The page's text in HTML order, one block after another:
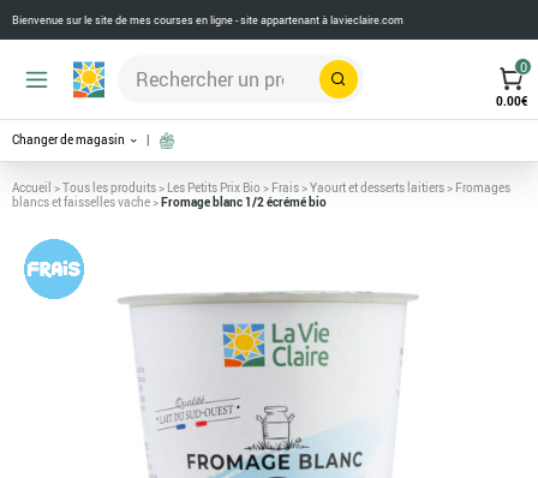
Bienvenue sur le site de mes courses en ligne - site appartenant àlavieclaire.com
Rechercher
0
0.00€
Changer de magasin
Accueil >Tous les produits> Les Petits Prix Bio > Frais>Yaourt et desserts laitiers> Fromages
blancs et faisselles vache>Fromage blanc 1/2 écrémé bio